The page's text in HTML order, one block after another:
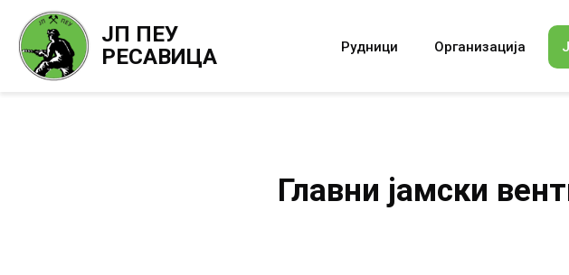
ЈП ПЕУ
РЕСАВИЦА
Рудници Организација
Главни јамски